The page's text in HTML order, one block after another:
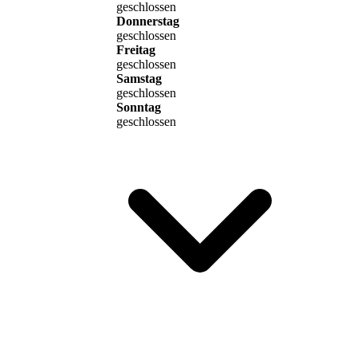
geschlossen
Donnerstag
geschlossen
Freitag
geschlossen
Samstag
geschlossen
Sonntag
geschlossen